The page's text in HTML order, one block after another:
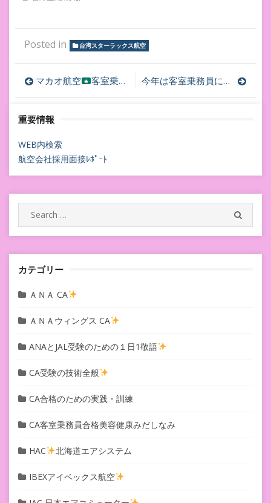
Posted in 台湾スターラックス航空
投
稿
ナ
ビ
ゲ
ー
シ
ョ
ン
マカオ航空 客室乗務員採用面接内定へ マカオ航空客
今年は客室乗務員になりたい！と目標設定しても、何故、客室乗務員になれないのか？
重要情報
WEB内検索
航空会社採用面接ﾚﾎﾟｰﾄ
Search
for:
カテゴリー
ＡＮＡ CA
ＡＮＡウィングス CA
ANAとJAL受験のための１日1敬語
CA受験の技術全般
CA合格のための実践・訓練
CA客室乗務員合格美容健康みだしなみ
HAC 北海道エアシステム
IBEXアイベックス航空